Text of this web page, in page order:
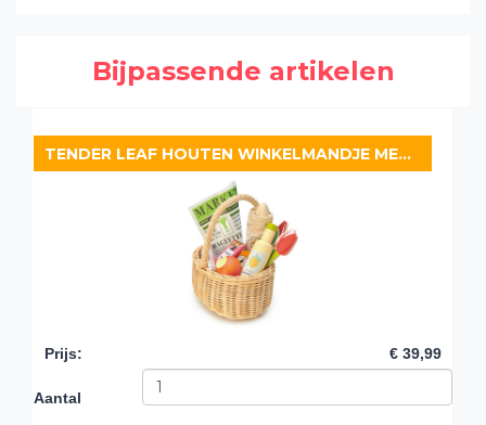
Bijpassende artikelen
TENDER LEAF HOUTEN WINKELMANDJE MET BOODSCHAPPEN
Prijs: € 39,99
Aantal